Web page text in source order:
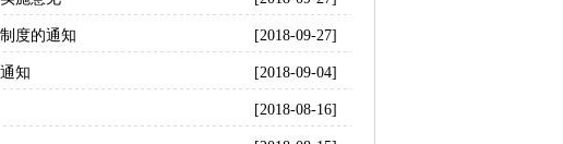
度的通知 [2018-09-27]
知 [2018-09-04]
[2018-08-16]